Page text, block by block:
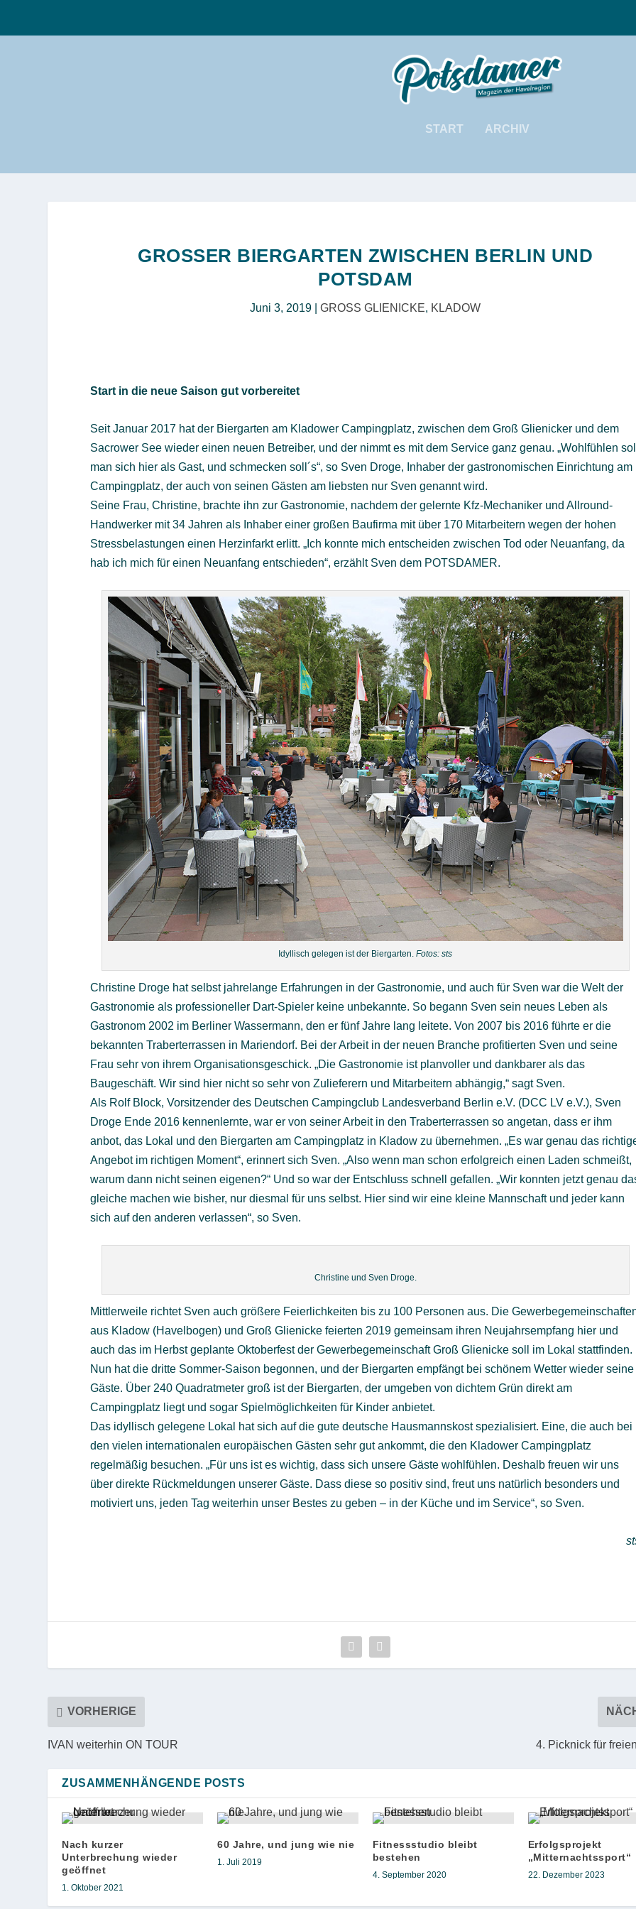
START ARCHIV
GROSSER BIERGARTEN ZWISCHEN BERLIN UND P
OTSDAM
Juni 3, 2019 |GROSS GLIENICKE, KLADOW
Start in die neue Saison gut vorbereitet
Seit Januar 2017 hat der Biergarten am Kladower Campingplatz, zwischen dem Groß Glienicker und dem
Sacrower See wieder einen neuen Betreiber, und der nimmt es mit dem Service ganz genau. „Wohlfühlen
man sich hier als Gast, und schmecken soll´s“, so Sven Droge, Inhaber der gastronomischen Einrichtung am
Campingplatz, der auch von seinen Gästen am liebsten nur Sven genannt wird.
Seine Frau, Christine, brachte ihn zur Gastronomie, nachdem der gelernte Kfz-Mechaniker und Allround-
Handwerker mit 34 Jahren als Inhaber einer großen Baufirma mit über 170 Mitarbeitern wegen der hohen
Stressbelastungen einen Herzinfarkt erlitt. „Ich konnte mich entscheiden zwischen Tod oder Neuanfang, da
hab ich mich für einen Neuanfang entschieden“, erzählt Sven dem POTSDAMER.
Idyllisch gelegen ist der Biergarten. Fotos: sts
Christine Droge hat selbst jahrelange Erfahrungen in der Gastronomie, und auch für Sven war die Welt der
Gastronomie als professioneller Dart-Spieler keine unbekannte. So begann Sven sein neues Leben als
Gastronom 2002 im Berliner Wassermann, den er fünf Jahre lang leitete. Von 2007 bis 2016 führte er die
bekannten Traberterrassen in Mariendorf. Bei der Arbeit in der neuen Branche profitierten Sven und seine
Frau sehr von ihrem Organisationsgeschick. „Die Gastronomie ist planvoller und dankbarer als das
Baugeschäft. Wir sind hier nicht so sehr von Zulieferern und Mitarbeitern abhängig,“ sagt Sven.
Als Rolf Block, Vorsitzender des Deutschen Campingclub Landesverband Berlin e.V. (DCC LV e.V.), Sven
Droge Ende 2016 kennenlernte, war er von seiner Arbeit in den Traberterrassen so angetan, dass er ihm
anbot, das Lokal und den Biergarten am Campingplatz in Kladow zu übernehmen. „Es war genau das
Angebot im richtigen Moment“, erinnert sich Sven. „Also wenn man schon erfolgreich einen Laden schmeißt,
warum dann nicht seinen eigenen?“ Und so war der Entschluss schnell gefallen. „Wir konnten jetzt genau
gleiche machen wie bisher, nur diesmal für uns selbst. Hier sind wir eine kleine Mannschaft und jeder kann
sich auf den anderen verlassen“, so Sven.
Christine und Sven Droge.
Mittlerweile richtet Sven auch größere Feierlichkeiten bis zu 100 Personen aus. Die
aus Kladow (Havelbogen) und Groß Glienicke feierten 2019 gemeinsam ihren Neujahrsempfang hier und
auch das im Herbst geplante Oktoberfest der Gewerbegemeinschaft Groß Glienicke soll im Lokal stattfinden.
Nun hat die dritte Sommer-Saison begonnen, und der Biergarten empfängt bei schönem Wetter wieder seine
Gäste. Über 240 Quadratmeter groß ist der Biergarten, der umgeben von dichtem Grün direkt am
Campingplatz liegt und sogar Spielmöglichkeiten für Kinder anbietet.
Das idyllisch gelegene Lokal hat sich auf die gute deutsche Hausmannskost spezialisiert. Eine, die auch bei
den vielen internationalen europäischen Gästen sehr gut ankommt, die den Kladower Campingplatz
regelmäßig besuchen. „Für uns ist es wichtig, dass sich unsere Gäste wohlfühlen. Deshalb freuen wir uns
über direkte Rückmeldungen unserer Gäste. Dass diese so positiv sind, freut uns natürlich besonders und
motiviert uns, jeden Tag weiterhin unser Bestes zu geben – in der Küche und im Service“, so Sven.
VORHERIGE
IVAN weiterhin ON TOUR 4. Picknick für
ZUSAMMENHÄNGENDE POSTS
Nach kurzer
Unterbrechung wieder
geöffnet
1. Oktober 2021
60 Jahre, und jung wie nie
1. Juli 2019
Fitnessstudio bleibt
bestehen
4. September 2020
Erfolgsprojekt
„Mitternachtssport“
22. Dezember 2023